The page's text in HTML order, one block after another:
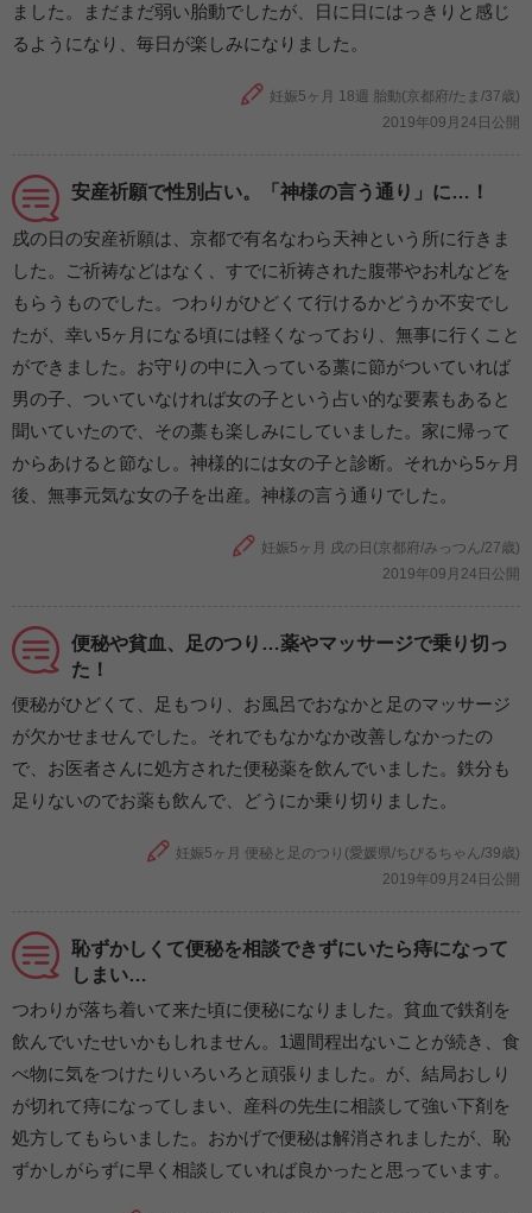
ました。まだまだ弱い胎動でしたが、日に日にはっきりと感じ
るようになり、毎日が楽しみになりました。
妊娠5ヶ月 18週 胎動(京都府/たま/37歳)
2019年09月24日公開
安産祈願で性別占い。「神様の言う通り」に…！
戌の日の安産祈願は、京都で有名なわら天神という所に行きま
した。ご祈祷などはなく、すでに祈祷された腹帯やお札などを
もらうものでした。つわりがひどくて行けるかどうか不安でし
たが、幸い5ヶ月になる頃には軽くなっており、無事に行くこと
ができました。お守りの中に入っている藁に節がついていれば
男の子、ついていなければ女の子という占い的な要素もあると
聞いていたので、その藁も楽しみにしていました。家に帰って
からあけると節なし。神様的には女の子と診断。それから5ヶ月
後、無事元気な女の子を出産。神様の言う通りでした。
妊娠5ヶ月 戌の日(京都府/みっつん/27歳)
2019年09月24日公開
便秘や貧血、足のつり…薬やマッサージで乗り切っ
た！
便秘がひどくて、足もつり、お風呂でおなかと足のマッサージ
が欠かせませんでした。それでもなかなか改善しなかったの
で、お医者さんに処方された便秘薬を飲んでいました。鉄分も
足りないのでお薬も飲んで、どうにか乗り切りました。
妊娠5ヶ月 便秘と足のつり(愛媛県/ちびるちゃん/39歳)
2019年09月24日公開
恥ずかしくて便秘を相談できずにいたら痔になって
しまい…
つわりが落ち着いて来た頃に便秘になりました。貧血で鉄剤を
飲んでいたせいかもしれません。1週間程出ないことが続き、食
べ物に気をつけたりいろいろと頑張りました。が、結局おしり
が切れて痔になってしまい、産科の先生に相談して強い下剤を
処方してもらいました。おかげで便秘は解消されましたが、恥
ずかしがらずに早く相談していれば良かったと思っています。